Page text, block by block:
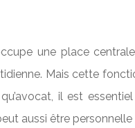
une place
Mais cette
il est
aussi être